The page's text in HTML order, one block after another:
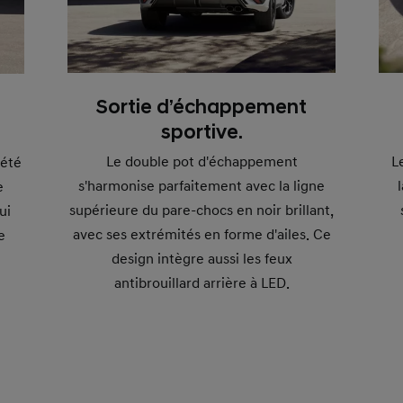
Sortie d’échappement
sportive.
Le double pot d'échappement
s'harmonise parfaitement avec la ligne
supérieure du pare-chocs en noir brillant,
avec ses extrémités en forme d'ailes. Ce
design intègre aussi les feux
antibrouillard arrière à LED.